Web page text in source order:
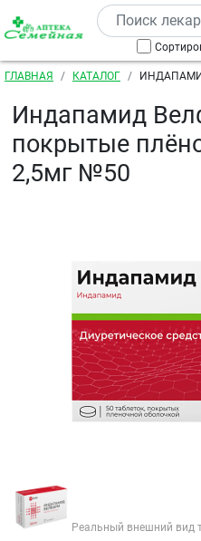
Перейти к основному
Строка навигации
ГЛАВНАЯ КАТАЛОГ
Индапамид
покрытые
2,5мг №50
Реальный внешний вид